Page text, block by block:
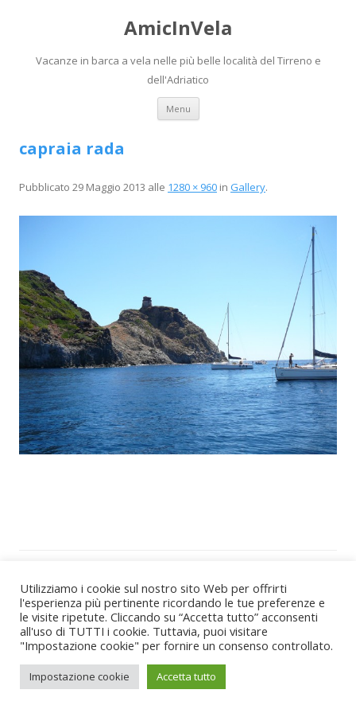
AmicInVela
Vacanze in barca a vela nelle più belle località del Tirreno e
dell'Adriatico
Menu Vai al contenuto
capraia rada
Pubblicato 29 Maggio 2013 alle 1280 × 960 in Gallery.
Tirreno e dell'Adriatico
Per informazioni scrivi a:info@amicinvela.it
Privacy e Cookie
Powered byApis Tenet
Utilizziamo i cookie sul nostro sito Web per offrirti
l'esperienza più pertinente ricordando le tue preferenze e
le visite ripetute. Cliccando su “Accetta tutto” acconsenti
all'uso di TUTTI i cookie. Tuttavia, puoi visitare
"Impostazione cookie" per fornire un consenso controllato.
Impostazione cookie Accetta tutto